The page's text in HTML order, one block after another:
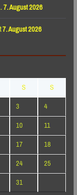
7. August 2026
7. August 2026
S
S
3
4
10
11
17
18
24
25
31